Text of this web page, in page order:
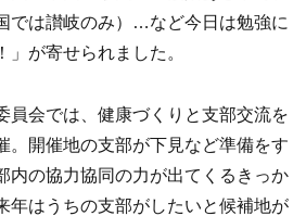
では讃岐のみ）…など今日は勉強に
が寄せられました。
会では、健康づくりと支部交流を
。開催地の支部が下見など準備をす
内の協力協同の力が出てくるきっか
はうちの支部がしたいと候補地が